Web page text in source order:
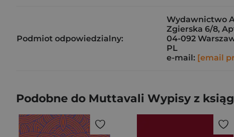
Podmiot odpowiedzialny:
Wydawnictwo
Zgierska 6/8,
04-092
PL
e-mail: [email
Podobne do Muttavali Wypisy z